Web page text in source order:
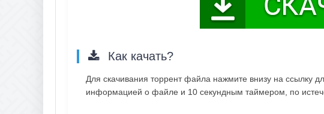
Как качать?
Для скачивания торрент файла нажмите внизу на ссылку
информацией о файле и 10 секундным таймером, по